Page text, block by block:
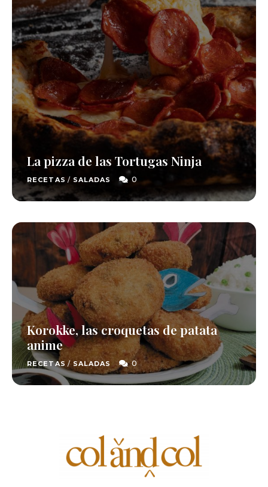
La pizza de las Tortugas Ninja
RECETAS / SALADAS 0
Korokke, las croquetas de patata
anime
RECETAS / SALADAS 0